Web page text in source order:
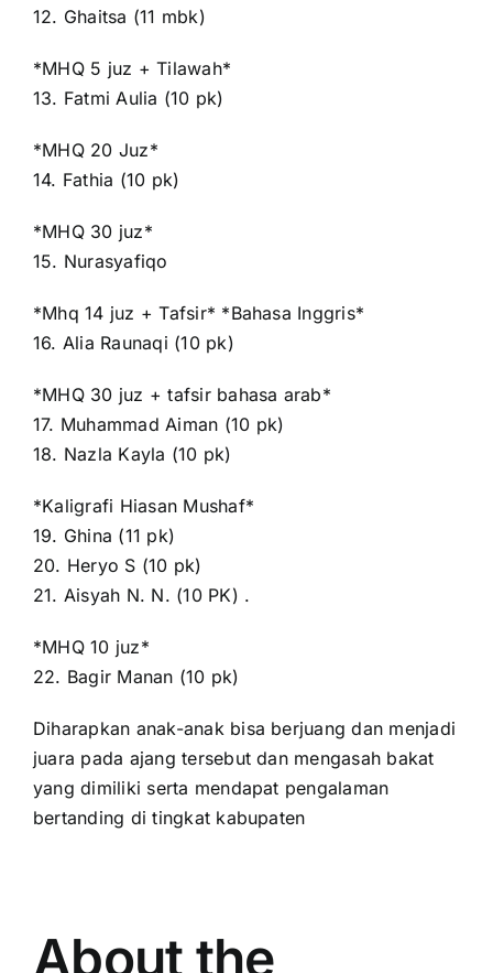
12. Ghaitsa (11 mbk)
*MHQ 5 juz + Tilawah*
13. Fatmi Aulia (10 pk)
*MHQ 20 Juz*
14. Fathia (10 pk)
*MHQ 30 juz*
15. Nurasyafiqo
*Mhq 14 juz + Tafsir* *Bahasa Inggris*
16. Alia Raunaqi (10 pk)
*MHQ 30 juz + tafsir bahasa arab*
17. Muhammad Aiman (10 pk)
18. Nazla Kayla (10 pk)
*Kaligrafi Hiasan Mushaf*
19. Ghina (11 pk)
20. Heryo S (10 pk)
21. Aisyah N. N. (10 PK) .
*MHQ 10 juz*
22. Bagir Manan (10 pk)
Diharapkan anak-anak bisa berjuang dan menjadi
juara pada ajang tersebut dan mengasah bakat
yang dimiliki serta mendapat pengalaman
bertanding di tingkat kabupaten
About the